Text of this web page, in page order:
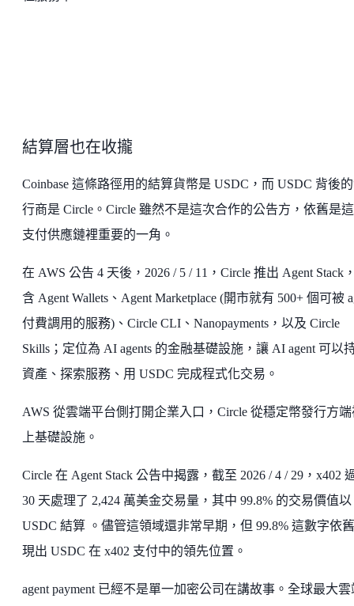
結算層也在收攏
Coinbase 這條路徑用的結算貨幣是 USDC，而 USDC 背後
行商是 Circle。Circle 雖然不是這次合作的公告方，依舊是
支付供應鏈裡重要的一角。
在 AWS 公告 4 天後，2026 / 5 / 11，Circle 推出 Agent Stack
含 Agent Wallets、Agent Marketplace (開市就有 500+ 個可被
付費調用的服務)、Circle CLI、Nanopayments，以及 Circle
Skills；定位為 AI agents 的金融基礎設施，讓 AI agent 可以
資產、探索服務、用 USDC 完成程式化交易。
AWS 從雲端平台側打開企業入口，Circle 從穩定幣發行方
上基礎設施。
Circle 在 Agent Stack 公告中揭露，截至 2026 / 4 / 29，x402
30 天處理了 2,424 萬美金交易量，其中 99.8% 的交易價值以
USDC 結算 。儘管這領域還非常早期，但 99.8% 這數字依
現出 USDC 在 x402 支付中的領先位置。
agent payment 已經不是單一加密公司在講故事。全球最大